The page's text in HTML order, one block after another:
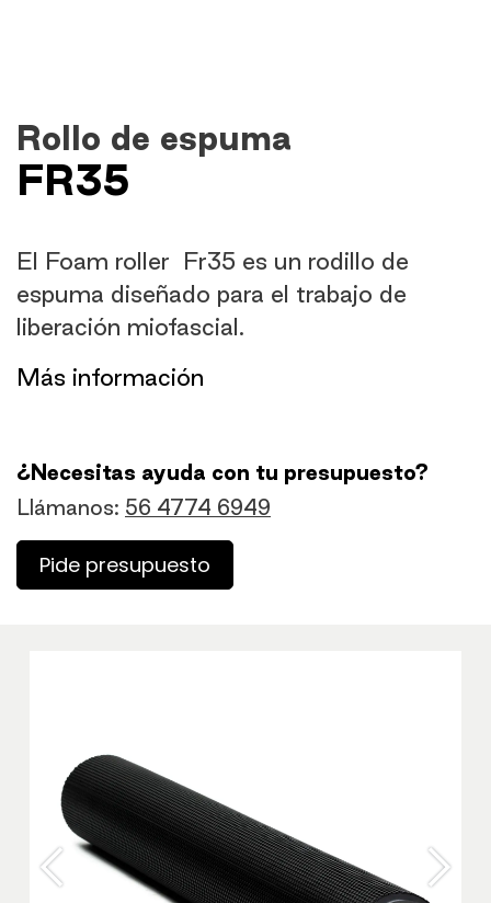
Rollo de espuma
FR35
El Foam roller Fr35 es un rodillo de
espuma diseñado para el trabajo de
liberación miofascial.
​Más información
¿Necesitas ayuda con tu presupuesto?
Llámanos: 56 4774 6949
Pide presupuesto
Anterior